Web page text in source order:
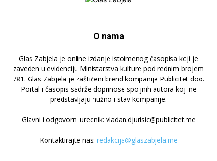
O nama
Glas Zabjela je online izdanje istoimenog časopisa koji je
zaveden u evidenciju Ministarstva kulture pod rednim brojem
781. Glas Zabjela je zaštićeni brend kompanije Publicitet doo.
Portal i časopis sadrže doprinose spoljnih autora koji ne
predstavljaju nužno i stav kompanije.
Glavni i odgovorni urednik: vladan.djurisic@publicitet.me
Kontaktirajte nas: redakcija@glaszabjela.me